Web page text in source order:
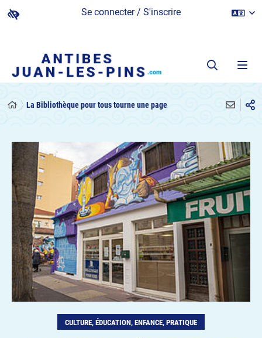
Se connecter / S'inscrire
La Bibliothèque pour tous tourne une page
CULTURE, ÉDUCATION, ENFANCE, PRATIQUE